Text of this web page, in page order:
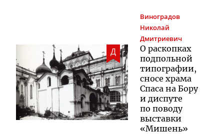
Д
Виноградов
Николай
Дмитриевич
О раскопках
подпольной
типографии,
сносе храма
Спаса на Бору
и диспуте
по поводу
выставки
«Мишень»